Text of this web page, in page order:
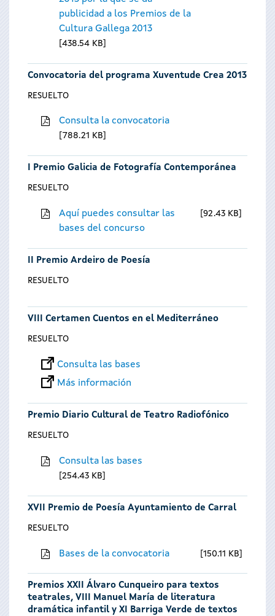
publicidad a los Premios de la
Cultura Gallega 2013
438.54 KB
Convocatoria del programa Xuventude Crea 2013
RESUELTO
Consulta la convocatoria
788.21 KB
I Premio Galicia de Fotografía Contemporánea
RESUELTO
Aquí puedes consultar las
bases del concurso
92.43 KB
II Premio Ardeiro de Poesía
RESUELTO
VIII Certamen Cuentos en el Mediterráneo
RESUELTO
Consulta las bases
Más información
Premio Diario Cultural de Teatro Radiofónico
RESUELTO
Consulta las bases
254.43 KB
XVII Premio de Poesía Ayuntamiento de Carral
RESUELTO
Bases de la convocatoria 150.11 KB
Premios XXII Álvaro Cunqueiro para textos
teatrales, VIII Manuel María de literatura
dramática infantil y XI Barriga Verde de textos